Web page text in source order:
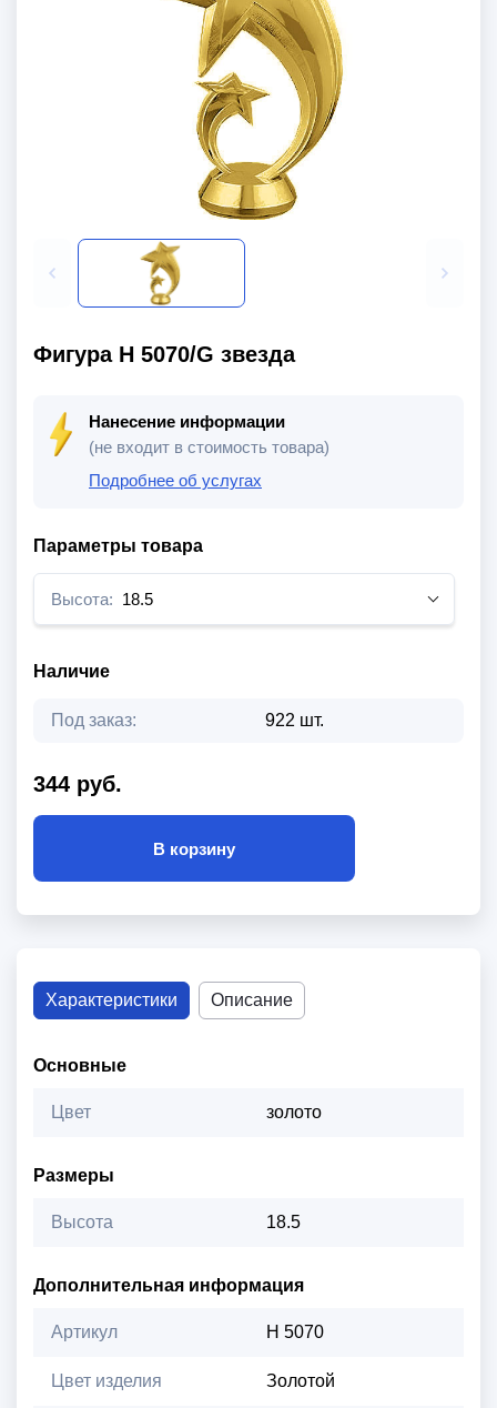
Фигура H 5070/G звезда
Нанесение информации
(не входит в стоимость товара)
Подробнее об услугах
Параметры товара
Высота: 18.5
Наличие
Под заказ: 922 шт.
344 руб.
В корзину
Характеристики Описание
Основные
Цвет золото
Размеры
Высота 18.5
Дополнительная информация
Артикул Н 5070
Цвет изделия Золотой